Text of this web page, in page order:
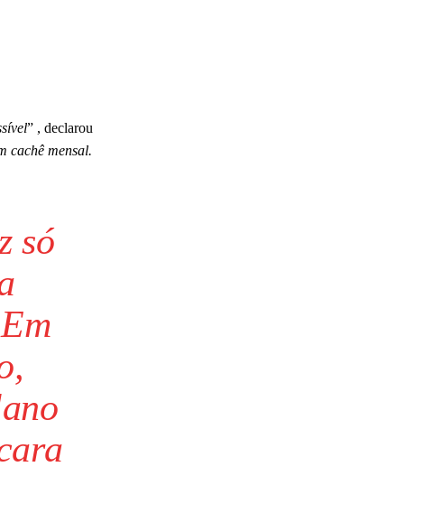
” , declarou
cachê mensal.
só